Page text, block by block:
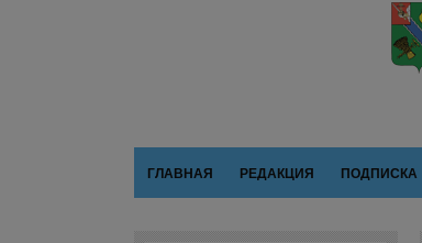
ГЛАВНАЯ РЕДАКЦИЯ ПОДПИСКА